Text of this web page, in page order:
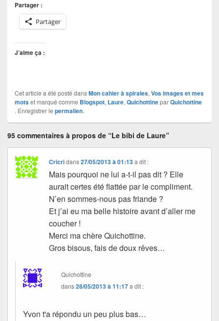
Partager :
Partager
J’aime ça :
Cet article a été posté dansMon cahier à spirales, Vos images et mes
motset marqué comme Blogspot, Laure, QuichottineparQuichottine
. Enregistrer le permalien.
95 commentaires à propos de “Le bibi de Laure”
Cricridans27/05/2013 à 01:13 a dit :
Mais pourquoi ne lui a-t-il pas dit ? Elle
aurait certes été flattée par le compliment.
N’en sommes-nous pas friande ?
Et j’ai eu ma belle histoire avant d’aller me
coucher !
Merci ma chère Quichottine.
Gros bisous, fais de doux rêves…
Quichottine
dans28/05/2013 à 11:17a dit :
Yvon t'a répondu un peu plus bas…